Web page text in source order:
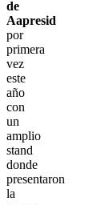
de
Aapresid
por
primera
vez
este
año
con
un
amplio
stand
donde
presentaron
la